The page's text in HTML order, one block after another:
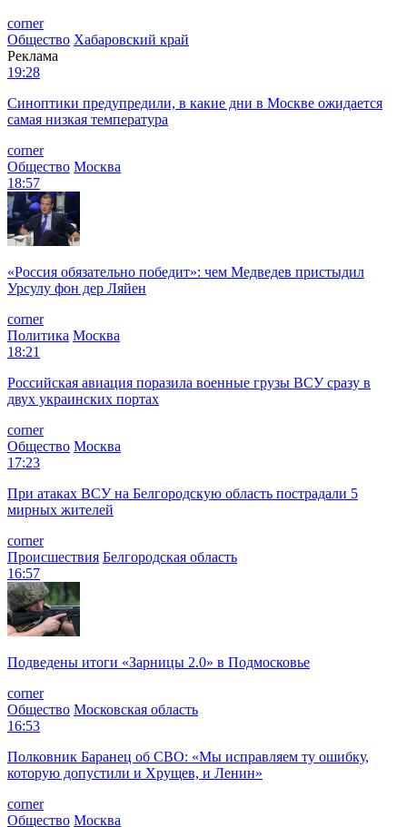
corner
Общество Хабаровский край
Реклама
19:28
Синоптики предупредили, в какие дни в Москве ожидается
самая низкая температура
corner
Общество Москва
18:57
«Россия обязательно победит»: чем Медведев пристыдил
Урсулу фон дер Ляйен
corner
Политика Москва
18:21
Российская авиация поразила военные грузы ВСУ сразу в
двух украинских портах
corner
Общество Москва
17:23
При атаках ВСУ на Белгородскую область пострадали 5
мирных жителей
corner
Происшествия Белгородская область
16:57
Подведены итоги «Зарницы 2.0» в Подмосковье
corner
Общество Московская область
16:53
Полковник Баранец об СВО: «Мы исправляем ту ошибку,
которую допустили и Хрущев, и Ленин»
corner
Общество Москва